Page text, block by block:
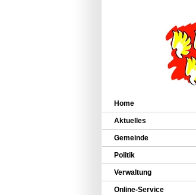
Home
Aktuelles
Gemeinde
Politik
Verwaltung
Online-Service